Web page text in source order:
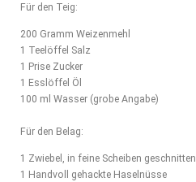
Für den Teig:
200 Gramm Weizenmehl
1 Teelöffel Salz
1 Prise Zucker
1 Esslöffel Öl
100 ml Wasser (grobe Angabe)
Für den Belag:
1 Zwiebel, in feine Scheiben geschnitten
1 Handvoll gehackte Haselnüsse